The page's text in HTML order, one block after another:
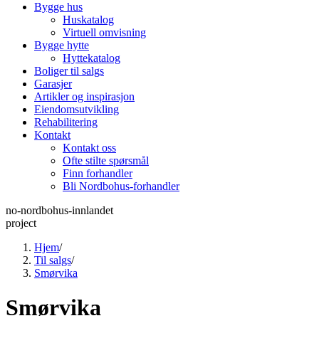
Bygge hus
Huskatalog
Virtuell omvisning
Bygge hytte
Hyttekatalog
Boliger til salgs
Garasjer
Artikler og inspirasjon
Eiendomsutvikling
Rehabilitering
Kontakt
Kontakt oss
Ofte stilte spørsmål
Finn forhandler
Bli Nordbohus-forhandler
no-nordbohus-innlandet
project
Hjem/
Til salgs/
Smørvika
Smørvika